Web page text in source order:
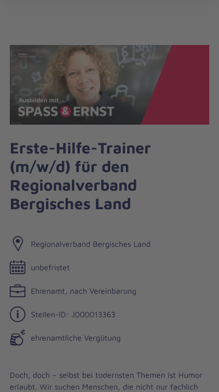
Leben
Erste-Hilfe-Trainer
(m/w/d) für den
Regionalverband
Bergisches Land
Regionalverband Bergisches Land
unbefristet
Ehrenamt, nach Vereinbarung
Stellen-ID: J000013363
ehrenamtliche Vergütung
Doch, doch – selbst bei todernsten Themen ist Humor
erlaubt. Wir suchen Menschen, die nicht nur fachlich